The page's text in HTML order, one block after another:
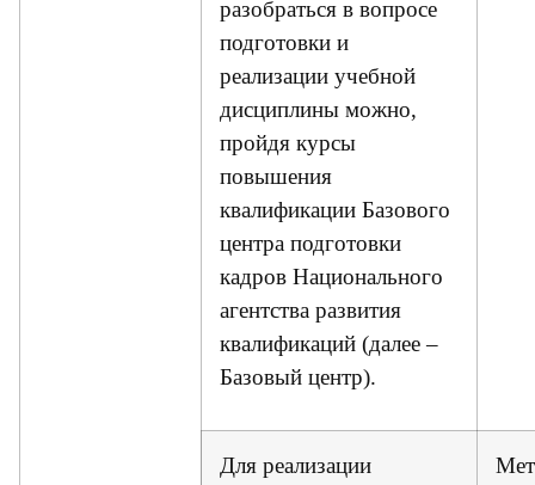
разобраться в вопросе
подготовки и
реализации учебной
дисциплины можно,
пройдя курсы
повышения
квалификации Базового
центра подготовки
кадров Национального
агентства развития
квалификаций (далее –
Базовый центр).
Для реализации